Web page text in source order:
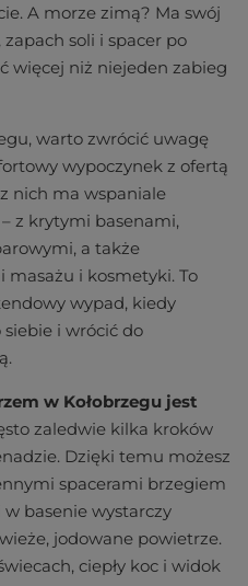
A morze zimą? Ma swój
soli i spacer po
więcej niż niejeden zabieg
warto zwrócić uwagę
wypoczynek z ofertą
nich ma wspaniale
z krytymi basenami,
a także
i kosmetyki. To
wypad, kiedy
i wrócić do
w Kołobrzegu jest
zaledwie kilka kroków
Dzięki temu możesz
spacerami brzegiem
w basenie wystarczy
jodowane powietrze.
ciepły koc i widok